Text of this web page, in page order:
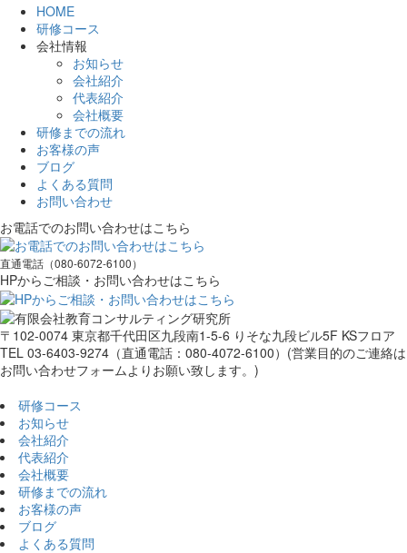
HOME
研修コース
会社情報
お知らせ
会社紹介
代表紹介
会社概要
研修までの流れ
お客様の声
ブログ
よくある質問
お問い合わせ
お電話でのお問い合わせはこちら
直通電話（080-6072-6100）
HPからご相談・お問い合わせはこちら
〒102-0074 東京都千代田区九段南1-5-6 りそな九段ビル5F KSフロア
TEL 03-6403-9274（直通電話：080-4072-6100）(営業目的のご連絡は
お問い合わせフォームよりお願い致します。)
研修コース
お知らせ
会社紹介
代表紹介
会社概要
研修までの流れ
お客様の声
ブログ
よくある質問